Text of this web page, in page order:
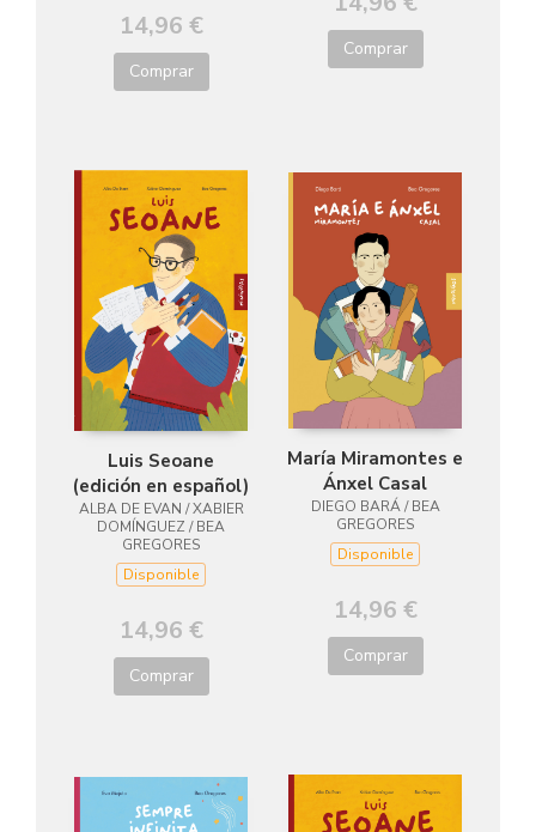
14,96 €
Comprar
Comprar
Luis Seoane
(edición en español)
ALBA DE EVAN / XABIER
DOMÍNGUEZ / BEA
GREGORES
Disponible
14,96 €
Comprar
María Miramontes e
Ánxel Casal
DIEGO BARÁ / BEA
GREGORES
Disponible
14,96 €
Comprar